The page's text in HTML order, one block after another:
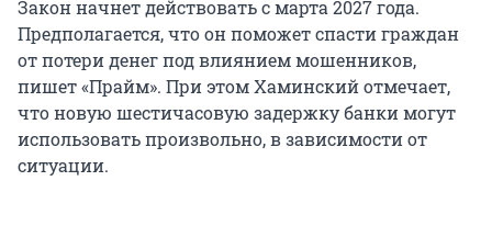
Закон начнет действовать с марта 2027 года.
Предполагается, что он поможет спасти граждан
от потери денег под влиянием мошенников,
пишет «Прайм». При этом Хаминский отмечает,
что новую шестичасовую задержку банки могут
использовать произвольно, в зависимости от
ситуации.